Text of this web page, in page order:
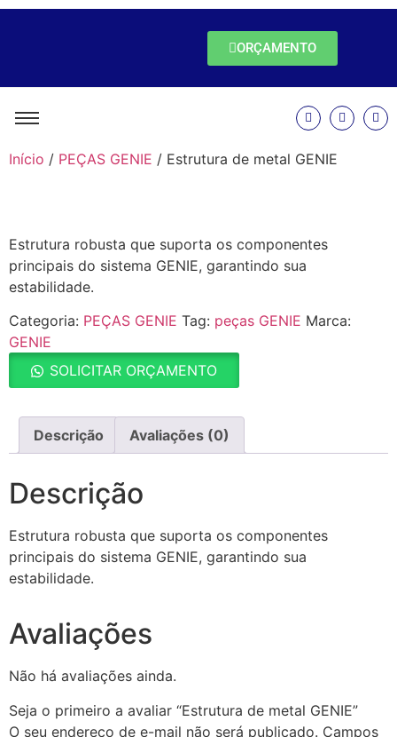
ORÇAMENTO
Início / PEÇAS GENIE / Estrutura de metal GENIE
Estrutura robusta que suporta os componentes
principais do sistema GENIE, garantindo sua
estabilidade.
Categoria: PEÇAS GENIE Tag: peças GENIE Marca:
GENIE
SOLICITAR ORÇAMENTO
Descrição Avaliações (0)
Descrição
Estrutura robusta que suporta os componentes
principais do sistema GENIE, garantindo sua
estabilidade.
Avaliações
Não há avaliações ainda.
Seja o primeiro a avaliar “Estrutura de metal GENIE”
O seu endereço de e-mail não será publicado. Campos